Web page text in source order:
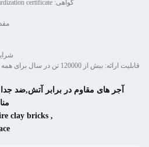
مقدار حداقل تعداد سفارش:
جزئیات
مقاوم در برابر آتش,ضد جدا کردن آجر
منافذ,آجر نسوز
porosity fire clay bricks
Glass furnace